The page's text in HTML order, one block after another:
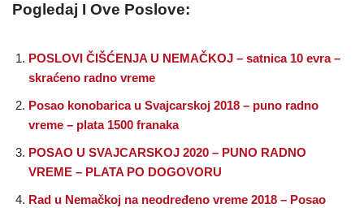
Pogledaj I Ove Poslove:
POSLOVI ČIŠĆENJA U NEMAČKOJ – satnica 10 evra –
skraćeno radno vreme
Posao konobarica u Svajcarskoj 2018 – puno radno
vreme – plata 1500 franaka
POSAO U SVAJCARSKOJ 2020 – PUNO RADNO
VREME – PLATA PO DOGOVORU
Rad u Nemačkoj na neodređeno vreme 2018 – Posao